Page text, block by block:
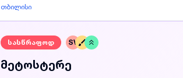
თბილისი
სასწრაფოდ SV
მეტოსტერე